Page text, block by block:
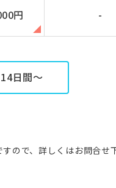
円 -
14日間～
で、詳しくはお問合せ下